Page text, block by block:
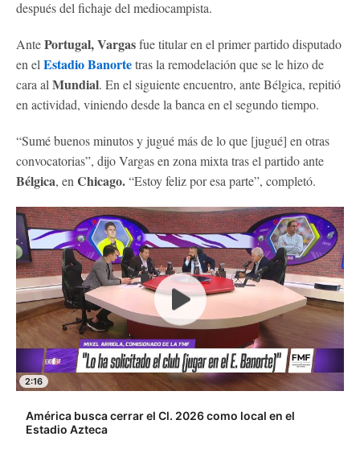
después del fichaje del mediocampista.
AntePortugal, Vargasfue titular en el primer partido disputado
en el Estadio Banortetras la remodelación que se le hizo de
cara al Mundial. En el siguiente encuentro, ante Bélgica, repitió
en actividad, viniendo desde la banca en el segundo tiempo.
“Sumé buenos minutos y jugué más de lo que [jugué] en otras
convocatorias”, dijo Vargas en zona mixta tras el partido ante
Bélgica, en Chicago.“Estoy feliz por esa parte”, completó.
2:16
América busca cerrar el Cl. 2026 como local en el
Estadio Azteca